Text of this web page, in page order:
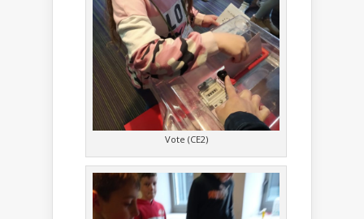
Vote (CE2)